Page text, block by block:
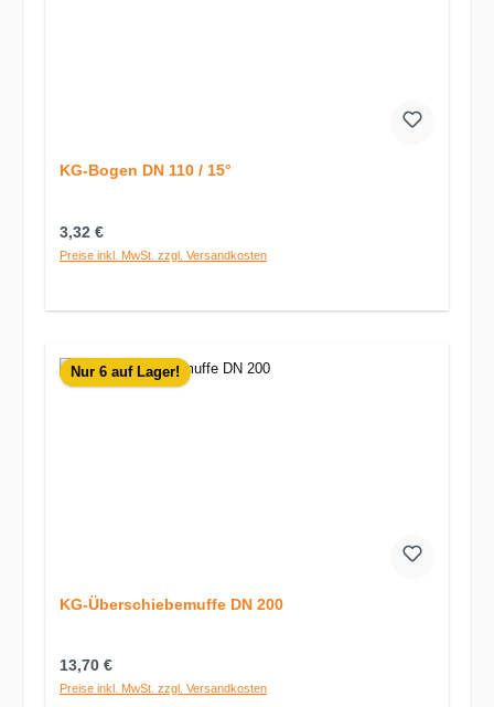
KG-Bogen DN 110 / 15°
Regulärer Preis:
3,32 €
Preise inkl. MwSt. zzgl. Versandkosten
Nur 6 auf Lager!
KG-Überschiebemuffe DN 200
Regulärer Preis:
13,70 €
Preise inkl. MwSt. zzgl. Versandkosten